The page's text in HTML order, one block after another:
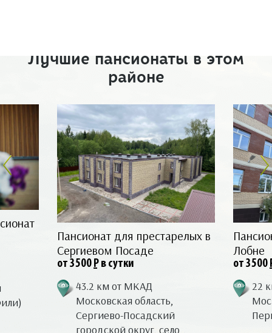
Лучшие пансионаты в этом
районе
Пансионат для престарелых в
Сергиевом Посаде
от 3500 Р в сутки
43.2 км от МКАД
Московская область,
Сергиево-Посадский
городской округ, село
Лобне
от 3500
22